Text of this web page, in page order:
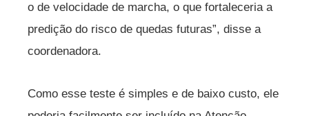
o de velocidade de marcha, o que fortaleceria a
predição do risco de quedas futuras”, disse a
coordenadora.
Como esse teste é simples e de baixo custo, ele